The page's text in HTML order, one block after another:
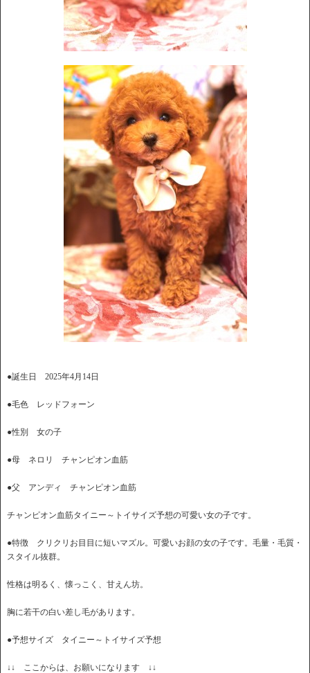
●誕生日 2025年4月14日
●毛色 レッドフォーン
●性別 女の子
●母 ネロリ チャンピオン血筋
●父 アンディ チャンピオン血筋
チャンピオン血筋タイニー～トイサイズ予想の可愛い女の子です。
●特徴 クリクリお目目に短いマズル。可愛いお顔の女の子です。毛量・毛質・
スタイル抜群。
性格は明るく、懐っこく、甘えん坊。
胸に若干の白い差し毛があります。
●予想サイズ タイニー～トイサイズ予想
↓↓ ここからは、お願いになります ↓↓